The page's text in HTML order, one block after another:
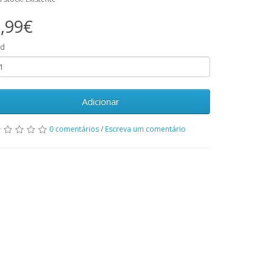
Adicionar
0 comentários/ Escreva um comentário